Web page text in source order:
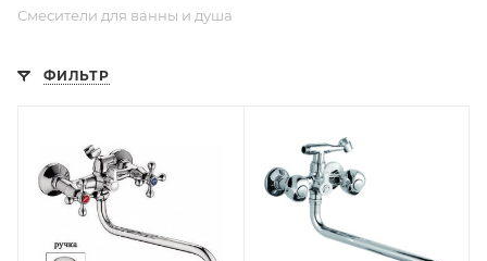
Смесители для ванны и душа
ФИЛЬТР